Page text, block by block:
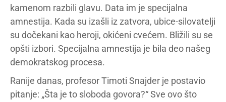
kamenom razbili glavu. Data im je specijalna
amnestija. Kada su izašli iz zatvora, ubice-silovatelji
su dočekani kao heroji, okićeni cvećem. Bližili su se
opšti izbori. Specijalna amnestija je bila deo našeg
demokratskog procesa.
Ranije danas, profesor Timoti Snajder je postavio
pitanje: „Šta je to sloboda govora?“ Sve ovo što